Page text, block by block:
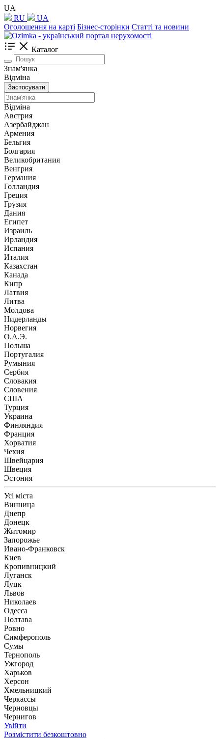
UA
RU
UA
Оголошення на карті Бізнес-сторінки Статті та новини
Каталог
Знам'янка
Відміна
Застосувати
Відміна
Австрия
Азербайджан
Армения
Бельгия
Болгария
Великобритания
Венгрия
Германия
Голландия
Греция
Грузия
Дания
Египет
Израиль
Ирландия
Испания
Италия
Казахстан
Канада
Кипр
Латвия
Литва
Молдова
Нидерланды
Норвегия
О.А.Э.
Польша
Португалия
Румыния
Сербия
Словакия
Словения
США
Турция
Украина
Финляндия
Франция
Хорватия
Чехия
Швейцария
Швеция
Эстония
Усі міста
Винница
Днепр
Донецк
Житомир
Запорожье
Ивано-Франковск
Киев
Кропивницкий
Луганск
Луцк
Львов
Николаев
Одесса
Полтава
Ровно
Симферополь
Сумы
Тернополь
Ужгород
Харьков
Херсон
Хмельницкий
Черкассы
Чернoвцы
Чернигов
Увійти
Розмістити безкоштовно